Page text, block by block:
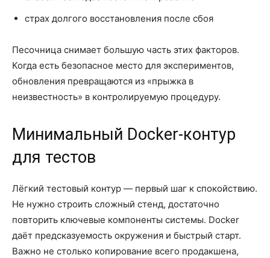
страх долгого восстановления после сбоя
Песочница снимает большую часть этих факторов.
Когда есть безопасное место для экспериментов,
обновления превращаются из «прыжка в
неизвестность» в контролируемую процедуру.
Минимальный Docker-контур
для тестов
Лёгкий тестовый контур — первый шаг к спокойствию.
Не нужно строить сложный стенд, достаточно
повторить ключевые компоненты системы. Docker
даёт предсказуемость окружения и быстрый старт.
Важно не столько копирование всего продакшена,